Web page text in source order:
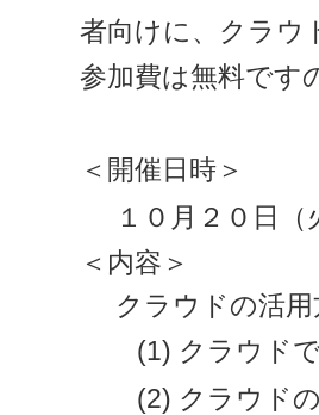
者向けに、クラウ
参加費は無料です
＜開催日時＞
１０月２０日（
＜内容＞
クラウドの活用
(1) クラウドで
(2) クラウドの